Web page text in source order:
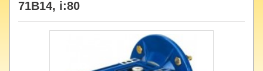
71B14, i:80